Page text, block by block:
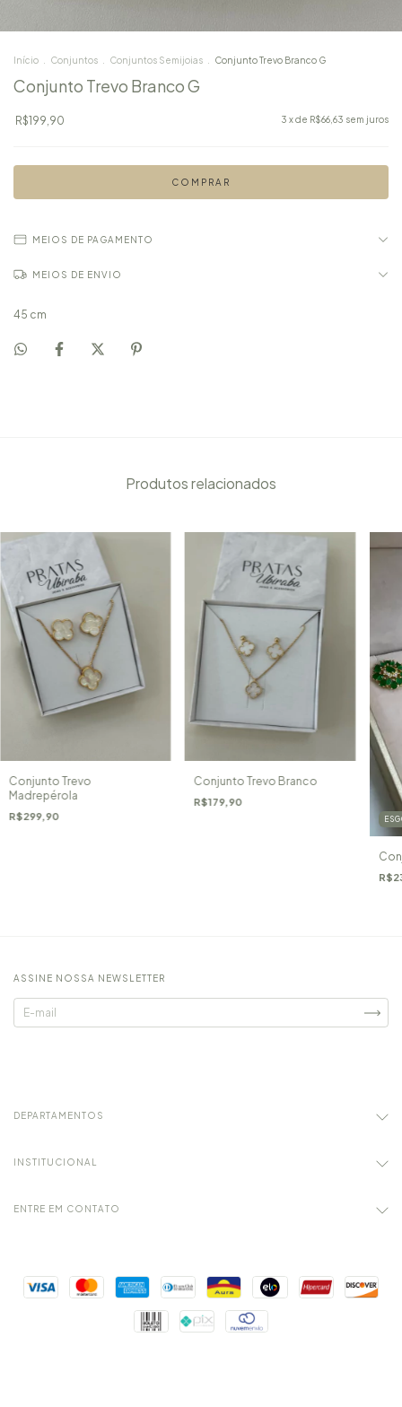
Início Conjuntos Conjuntos Semijoias Conjunto Trevo Branco G
Conjunto Trevo Branco G
R$199,90 3 x de R$66,63 sem juros
MEIOS DE PAGAMENTO
MEIOS DE ENVIO
45 cm
Produtos relacionados
Conjunto Trevo
Madrepérola
R$299,90
Conjunto Trevo Branco
R$179,90
ASSINE NOSSA NEWSLETTER
DEPARTAMENTOS
INSTITUCIONAL
ENTRE EM CONTATO